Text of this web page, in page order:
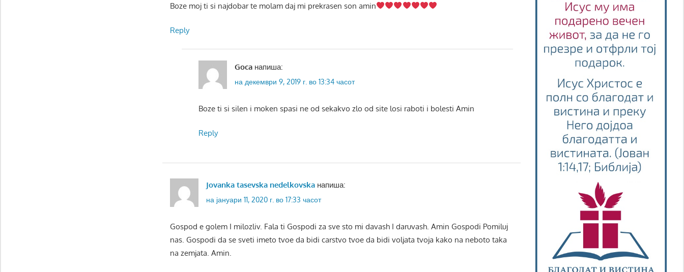
Boze moj ti si najdobar te molam daj mi prekrasen son amin
Reply
Goca напиша:
на декември 9, 2019 г. во 13:34 часот
Boze ti si silen i moken spasi ne od sekakvo zlo od site losi raboti i bolesti Amin
Reply
Jovanka tasevska nedelkovska напиша:
на јануари 11, 2020 г. во 17:33 часот
Gospod e golem I milozliv. Fala ti Gospodi za sve sto mi davash I daruvash. Amin Gospodi Pomiluj
nas. Gospodi da se sveti imeto tvoe da bidi carstvo tvoe da bidi voljata tvoja kako na neboto taka
na zemjata. Amin.